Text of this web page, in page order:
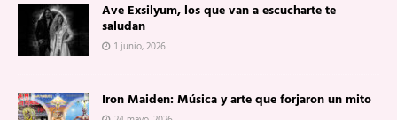
Ave Exsilyum, los que van a escucharte te
saludan
1 junio, 2026
Iron Maiden: Música y arte que forjaron un mito